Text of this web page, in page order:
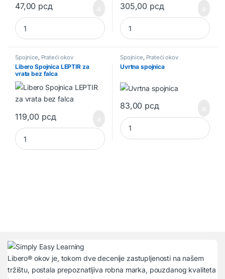
47,00 рсд
Bravarska spojnica quantity
305,00 рсд
Špijunka za vrata quantity
Spojnice, Prateći okov
Libero Spojnica LEPTIR za
vrata bez falca
119,00 рсд
Libero Spojnica LEPTIR za vrata bez falca quantity
Spojnice, Prateći okov
Uvrtna spojnica
83,00 рсд
Uvrtna spojnica quantity
Libero® okov je, tokom dve decenije zastupljenosti na našem
tržištu, postala prepoznatljiva robna marka, pouzdanog kvaliteta